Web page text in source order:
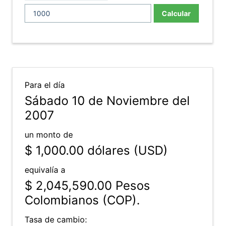
Calcular
Para el día
Sábado 10 de Noviembre del
2007
un monto de
$ 1,000.00 dólares (USD)
equivalía a
$ 2,045,590.00 Pesos
Colombianos (COP).
Tasa de cambio: